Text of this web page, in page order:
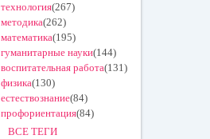
технология(267)
методика(262)
математика(195)
гуманитарные науки(144)
воспитательная работа(131)
физика(130)
естествознание(84)
профориентация(84)
ВСЕ ТЕГИ